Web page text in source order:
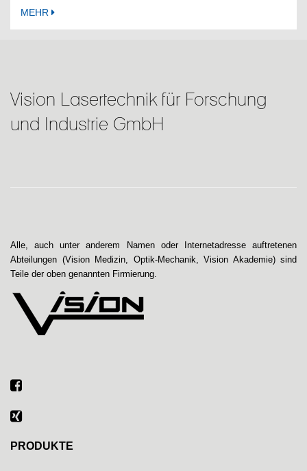
MEHR
Vision Lasertechnik für Forschung
und Industrie GmbH
Alle, auch unter anderem Namen oder Internetadresse auftretenen
Abteilungen (Vision Medizin, Optik-Mechanik, Vision Akademie) sind
Teile der oben genannten Firmierung.
PRODUKTE